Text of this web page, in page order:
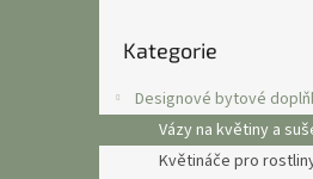
a
n
kategorie
Kategorie
Designové bytové
Vázy na květiny a
Květináče pro